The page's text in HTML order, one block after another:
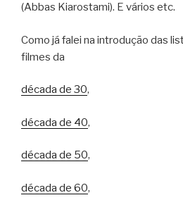
(Abbas Kiarostami). E vários etc.
Como já falei na introdução das
filmes da
década de 30,
década de 40,
década de 50,
década de 60,